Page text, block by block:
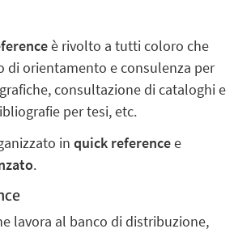
è rivolto a tutti coloro che
di orientamento e consulenza per
consultazione di cataloghi e
per tesi, etc.
in quick referencee
.
lavora al banco di distribuzione,